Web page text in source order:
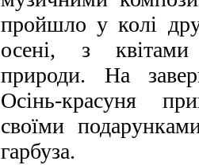
пройшло у колі
осені, з
природи. На
Осінь-красуня
своїми
гарбуза.